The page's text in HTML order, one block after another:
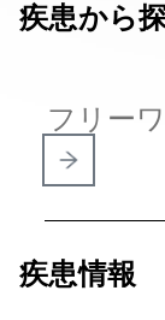
疾患から
疾患情報